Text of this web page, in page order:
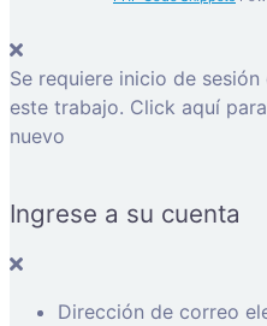
Se requiere inicio de
este trabajo. Click aquí para
nuevo
Ingrese a su cuenta
Dirección de correo